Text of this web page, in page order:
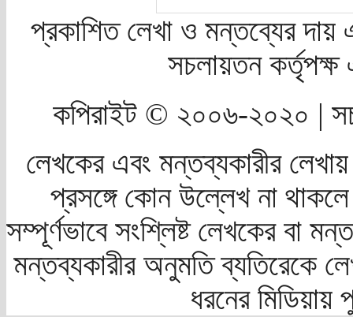
প্রকাশিত লেখা ও মন্তব্যের দায়
সচলায়তন
কপিরাইট © ২০০৬-২০২০ |
লেখকের এবং মন্তব্যকারীর
প্রসঙ্গে কোন উল্লেখ না
সম্পূর্ণভাবে সংশ্লিষ্ট লেখকের বা
মন্তব্যকারীর অনুমতি ব্যতিরেকে
ধরনের মিডিয়ায়